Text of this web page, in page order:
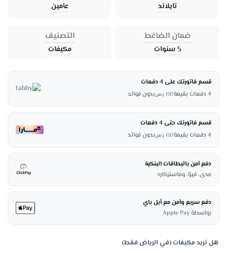
تايلاند عامين
ضمان الضاغط
5 سنوات
التصنيف
مكيفات
قسم فاتورتك على 4 دفعات
4 دفعات بقيمة
1317 ر.سبدون فوائد
قسم فاتورتك حتى 4 دفعات
4 دفعات بقيمة
1317 ر.سبدون فوائد
دفع آمن بالبطاقات البنكية
مدى، فيزا، وماستركارد
دفع سريع وآمن مع أبل باي
بواسطة Apple Pay
هل تريد مكيفات (في الرياض فقط)